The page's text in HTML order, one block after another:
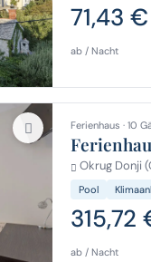
71,43 €
ab / Nacht
Ferienhaus · 10
Okrug Donji
Pool
315,72
ab / Nacht